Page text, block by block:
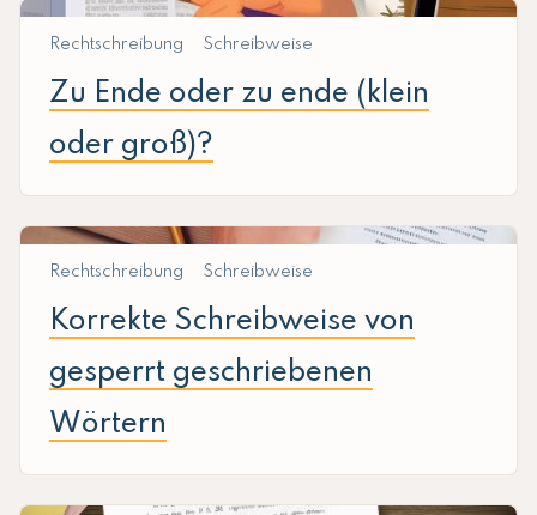
Rechtschreibung Schreibweise
Zu Ende oder zu ende (klein
oder groß)?
Rechtschreibung Schreibweise
Korrekte Schreibweise von
gesperrt geschriebenen
Wörtern